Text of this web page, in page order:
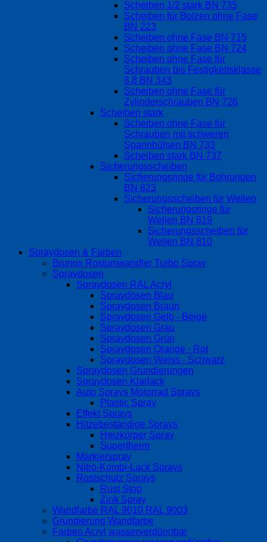
Scheiben 1/2 stark BN 735
Scheiben für Bolzen ohne Fase
BN 223
Scheiben ohne Fase BN 715
Scheiben ohne Fase BN 724
Scheiben ohne Fase für
Schrauben bis Festigkeitsklasse
8.8 BN 343
Scheiben ohne Fase für
Zylinderschrauben BN 726
Scheiben stark
Scheiben ohne Fase für
Schrauben mit schweren
Spannhülsen BN 733
Scheiben stark BN 737
Sicherungsscheiben
Sicherungsringe für Bohrungen
BN 823
Sicherungsscheiben für Wellen
Sicherungsringe für
Wellen BN 819
Sicherungsscheiben für
Wellen BN 810
Spraydosen & Farben
Brunox Rostumwandler Turbo Spray
Spraydosen
Spraydosen RAL Acryl
Spraydosen Blau
Spraydosen Braun
Spraydosen Gelb - Beige
Spraydosen Grau
Spraydosen Grün
Spraydosen Orange - Rot
Spraydosen Weiss - Schwarz
Spraydosen Grundierungen
Spraydosen Klarlack
Auto Sprays Motorrad Sprays
Plastic Spray
Effekt Sprays
Hitzebeständige Sprays
Heizkörper Spray
Supertherm
Markierspray
Nitro-Kombi-Lack Sprays
Rostschutz Sprays
Rust Stop
Zink Spray
Wandfarbe RAL 9010 RAL 9003
Grundierung Wandfarbe
Farben Acryl wasserverdünnbar